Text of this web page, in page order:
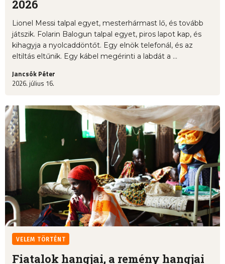
2026
Lionel Messi talpal egyet, mesterhármast lő, és tovább
játszik. Folarin Balogun talpal egyet, piros lapot kap, és
kihagyja a nyolcaddöntőt. Egy elnök telefonál, és az
eltiltás eltűnik. Egy kábel megérinti a labdát a ...
Jancsók Péter
2026. július 16.
VELEM TÖRTÉNT
Fiatalok hangjai, a remény hangjai